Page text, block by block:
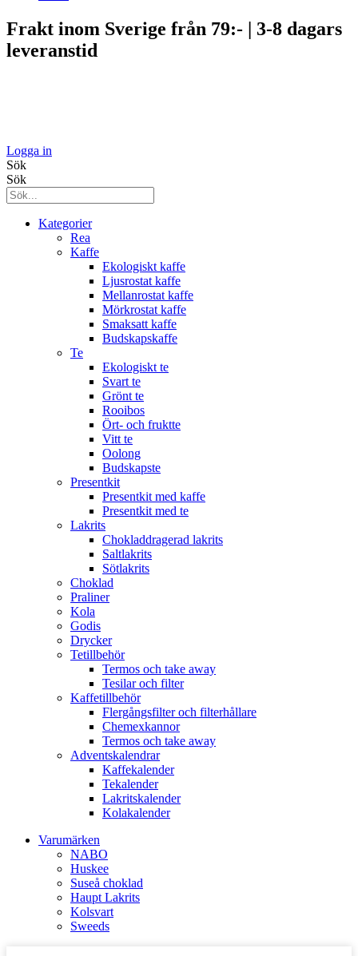
Frakt inom Sverige från 79:- | 3-8 dagars
leveranstid
Logga in
Sök
Sök
Kategorier
Rea
Kaffe
Ekologiskt kaffe
Ljusrostat kaffe
Mellanrostat kaffe
Mörkrostat kaffe
Smaksatt kaffe
Budskapskaffe
Te
Ekologiskt te
Svart te
Grönt te
Rooibos
Ört- och fruktte
Vitt te
Oolong
Budskapste
Presentkit
Presentkit med kaffe
Presentkit med te
Lakrits
Chokladdragerad lakrits
Saltlakrits
Sötlakrits
Choklad
Praliner
Kola
Godis
Drycker
Tetillbehör
Termos och take away
Tesilar och filter
Kaffetillbehör
Flergångsfilter och filterhållare
Chemexkannor
Termos och take away
Adventskalendrar
Kaffekalender
Tekalender
Lakritskalender
Kolakalender
Varumärken
NABO
Huskee
Suseå choklad
Haupt Lakrits
Kolsvart
Sweeds